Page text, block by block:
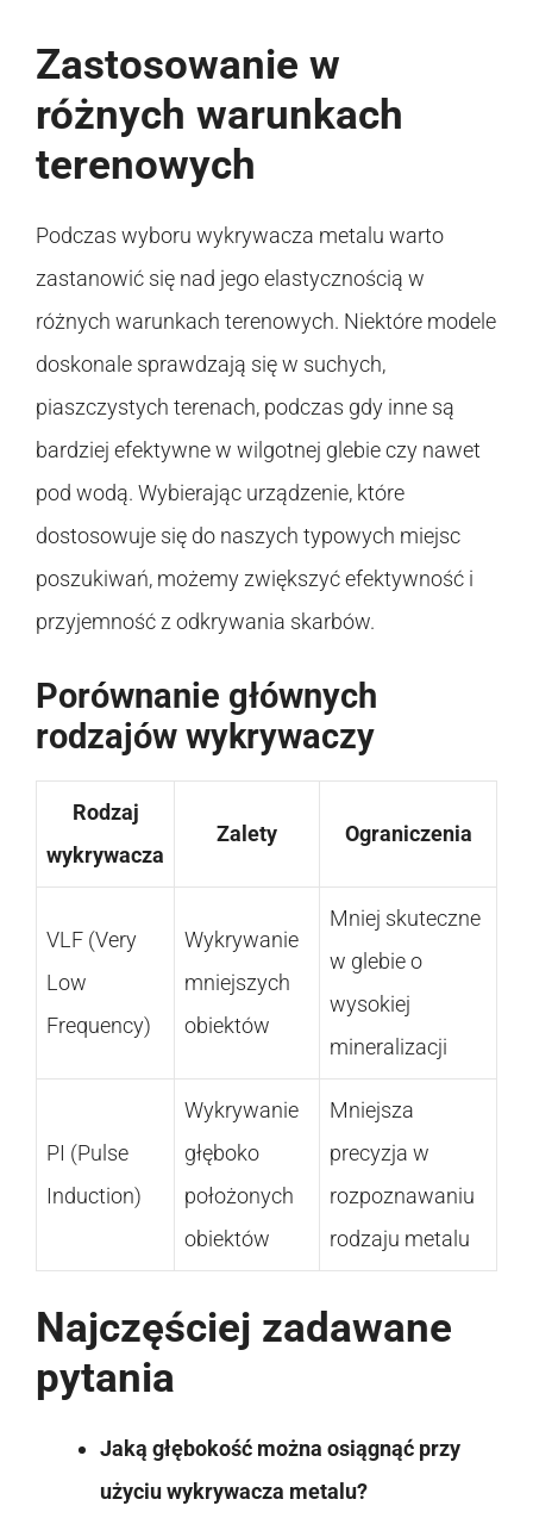
Zastosowanie w
różnych warunkach
terenowych
Podczas wyboru wykrywacza metalu warto
zastanowić się nad jego elastycznością w
różnych warunkach terenowych. Niektóre modele
doskonale sprawdzają się w suchych,
piaszczystych terenach, podczas gdy inne są
bardziej efektywne w wilgotnej glebie czy nawet
pod wodą. Wybierając urządzenie, które
dostosowuje się do naszych typowych miejsc
poszukiwań, możemy zwiększyć efektywność i
przyjemność z odkrywania skarbów.
Porównanie głównych
rodzajów wykrywaczy
Rodzaj
wykrywacza
Zalety Ograniczenia
VLF (Very
Low
Frequency)
Wykrywanie
mniejszych
obiektów
Mniej skuteczne
w glebie o
wysokiej
mineralizacji
PI (Pulse
Induction)
Wykrywanie
głęboko
położonych
obiektów
Mniejsza
precyzja w
rozpoznawaniu
rodzaju metalu
Najczęściej zadawane
pytania
Jaką głębokość można osiągnąć przy
użyciu wykrywacza metalu?